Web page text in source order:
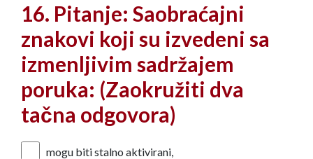
16. Pitanje: Saobraćajni
znakovi koji su izvedeni sa
izmenljivim sadržajem
poruka: (Zaokružiti dva
tačna odgovora)
mogu biti stalno aktivirani,